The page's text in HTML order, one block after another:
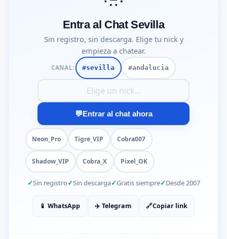
Entra al Chat Sevilla
Sin registro, sin descarga. Elige tu nick y
empieza a chatear.
CANAL: #sevilla #andalucia
💬Entrar al chat ahora
Neon_Pro Tigre_VIP Cobra007
Shadow_VIP Cobra_X Pixel_OK
Sin registro Sin descarga Gratis siempre Desde 2007
📱 WhatsApp ✈️ Telegram 🔗Copiar link